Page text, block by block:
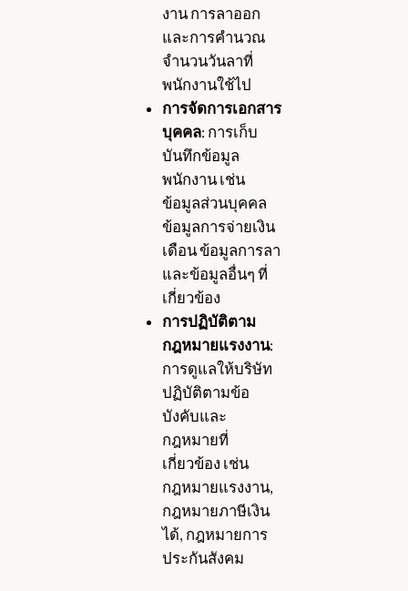
งาน การลาออก
และการคำนวณ
จำนวนวันลาที่
พนักงานใช้ไป
การจัดการเอกสาร
บุคคล: การเก็บ
บันทึกข้อมูล
พนักงาน เช่น
ข้อมูลส่วนบุคคล
ข้อมูลการจ่ายเงิน
เดือน ข้อมูลการลา
และข้อมูลอื่นๆ ที่
เกี่ยวข้อง
การปฏิบัติตาม
กฎหมายแรงงาน:
การดูแลให้บริษัท
ปฏิบัติตามข้อ
บังคับและ
กฎหมายที่
เกี่ยวข้อง เช่น
กฎหมายแรงงาน,
กฎหมายภาษีเงิน
ได้, กฎหมายการ
ประกันสังคม